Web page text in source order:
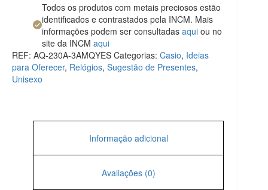
Todos os produtos com metais preciosos estão
identificados e contrastados pela INCM. Mais
informações podem ser consultadas aqui ou no
site da INCM aqui
REF: AQ-230A-3AMQYES Categorias: Casio, Ideias
para Oferecer, Relógios, Sugestão de Presentes,
Unisexo
Informação adicional
Avaliações (0)